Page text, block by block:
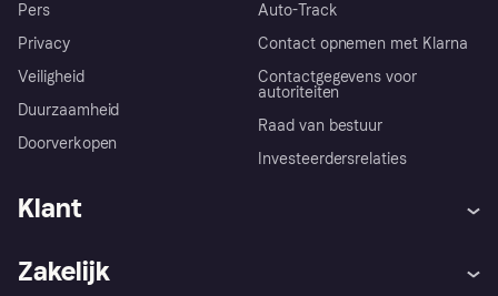
Pers
Privacy
Veiligheid
Duurzaamheid
Doorverkopen
Auto-Track
Contact opnemen met Klarna
Contactgegevens voor
autoriteiten
Raad van bestuur
Investeerdersrelaties
Klant
Zakelijk